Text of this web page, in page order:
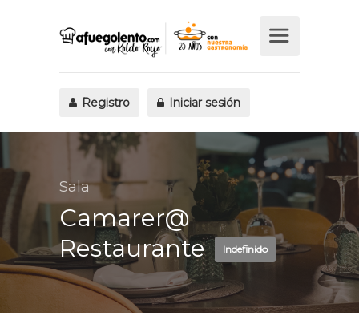
Registro Iniciar sesión
Sala
Camarer@
Restaurante
Indefinido